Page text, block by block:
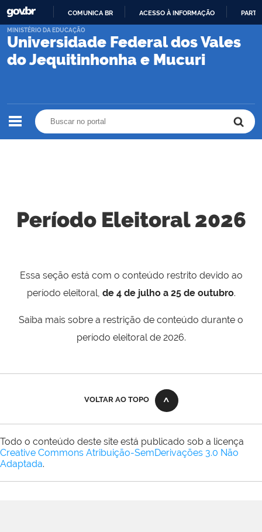
PARA
CONTEÚDO
COMUNICA BR ACESSO À INFORMAÇÃO
Universidade Federal dos Vales
do Jequitinhonha e Mucuri
MINISTÉRIO DA EDUCAÇÃO
Período Eleitoral 2026
Essa seção está com o conteúdo restrito devido ao
período eleitoral, de 4 de julho a 25 de outubro.
Saiba mais sobre a restrição de conteúdo durante o
período eleitoral de 2026.
VOLTAR AO TOPO
Todo o conteúdo deste site está publicado sob a licença
Creative Commons Atribuição-SemDerivações 3.0 Não
Adaptada.